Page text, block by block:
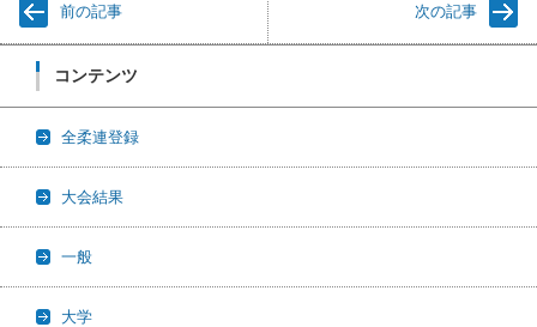
前の記事 次の記事
コンテンツ
全柔連登録
大会結果
一般
大学